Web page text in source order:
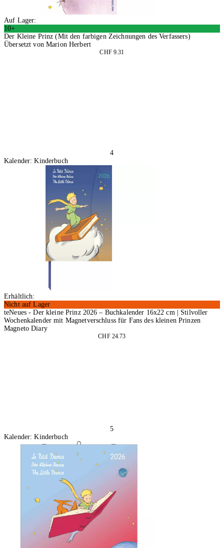
Auf Lager:
10+
Der Kleine Prinz (Mit den farbigen Zeichnungen des Verfassers)
Übersetzt von Marion Herbert
CHF 9.31
4
Kalender: Kinderbuch
Erhältlich:
Nicht auf Lager
teNeues - Der kleine Prinz 2026 – Buchkalender 16x22 cm | Stilvoller
Wochenkalender mit Magnetverschluss für Fans des kleinen Prinzen
Magneto Diary
CHF 24.73
5
Kalender: Kinderbuch